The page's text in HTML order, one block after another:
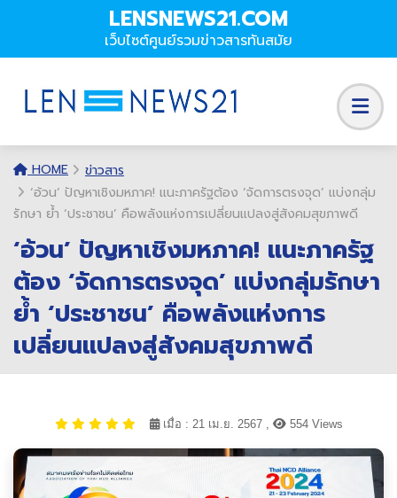
LENSNEWS21.COM
เว็บไซต์ศูนย์รวมข่าวสารทันสมัย
HOME
ข่าวสาร
‘อ้วน’ ปัญหาเชิงมหภาค! แนะภาครัฐต้อง ‘จัดการตรงจุด’ แบ่งกลุ่ม
รักษา ย้ำ ‘ประชาชน’ คือพลังแห่งการเปลี่ยนแปลงสู่สังคมสุขภาพดี
‘อ้วน’ ปัญหาเชิงมหภาค! แนะภาครัฐ
ต้อง ‘จัดการตรงจุด’ แบ่งกลุ่มรักษา
ย้ำ ‘ประชาชน’ คือพลังแห่งการ
เปลี่ยนแปลงสู่สังคมสุขภาพดี
เมื่อ : 21 เม.ย. 2567 , 554 Views